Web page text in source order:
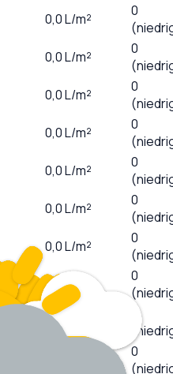
0,0L/m²
0
0,0L/m²
0
0,0L/m²
0
0,0L/m²
0
0,0L/m²
0
0,0L/m²
0
0,0L/m²
0
0,0L/m²
0
0,0
0